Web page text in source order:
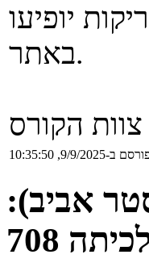
הסריקות יופיעו
באתר.
הקורס
ב-9/9/2025, 10:35:50
בקבוצות 2 ו- 3 (סמסטר אביב):
708